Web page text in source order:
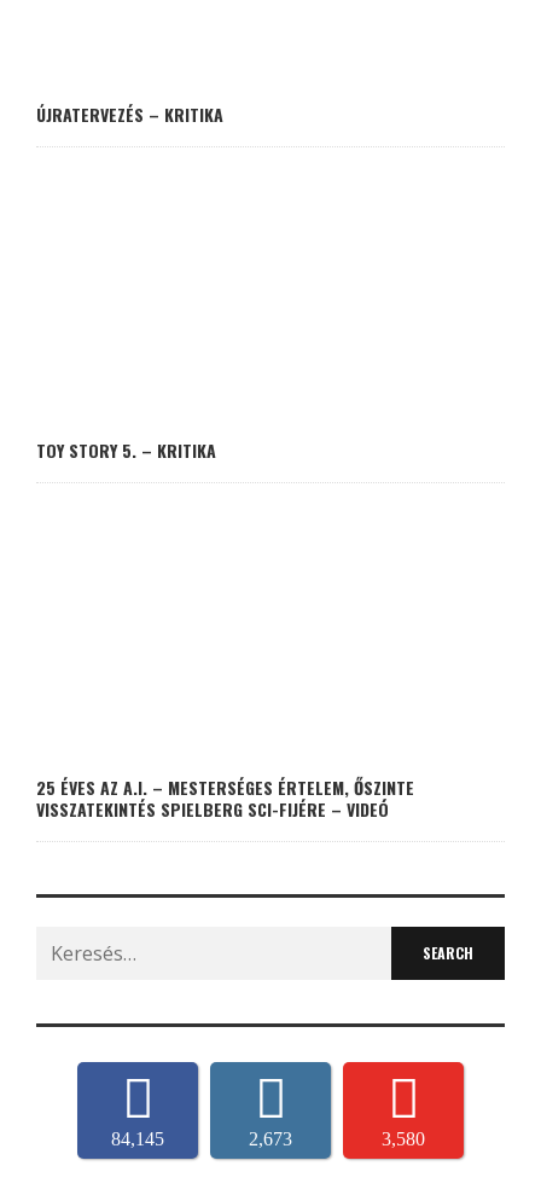
ÚJRATERVEZÉS – KRITIKA
TOY STORY 5. – KRITIKA
25 ÉVES AZ A.I. – MESTERSÉGES ÉRTELEM, ŐSZINTE
VISSZATEKINTÉS SPIELBERG SCI-FIJÉRE – VIDEÓ
Search
for:
84,145 2,673 3,580